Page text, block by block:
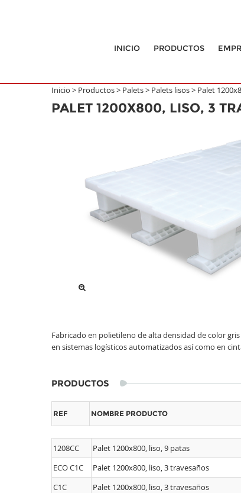
INICIO PRODUCTOS
Inicio > Productos> Palets> Palets lisos> Palet
PALET 1200X800, LISO, 3
Fabricado en polietileno de alta densidad de color
en sistemas logísticos automatizados así como en
PRODUCTOS
REF NOMBRE PRODUCTO
1208CC Palet 1200x800, liso, 9 patas
ECO C1C
Palet 1200x800, liso, 3 travesaños
C1C
Palet 1200x800, liso, 3 travesaños